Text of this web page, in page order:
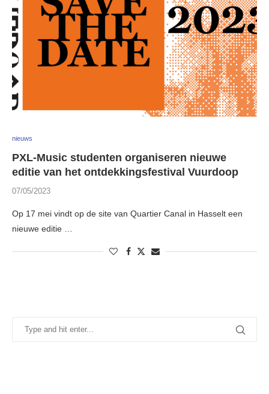
nieuws
PXL-Music studenten organiseren nieuwe
editie van het ontdekkingsfestival Vuurdoop
07/05/2023
Op 17 mei vindt op de site van Quartier Canal in Hasselt een
nieuwe editie …